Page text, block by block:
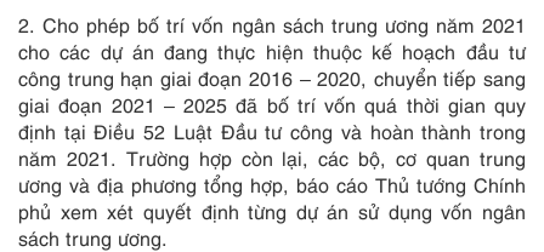
2. Cho phép bố trí vốn ngân sách trung ương năm 2021
cho các dự án đang thực hiện thuộc kế hoạch đầu tư
công trung hạn giai đoạn 2016 – 2020, chuyển tiếp sang
giai đoạn 2021 – 2025 đã bố trí vốn quá thời gian quy
định tạiĐiều 52 Luật Đầu tư công và hoàn thành trong
năm 2021. Trường hợp còn lại, các bộ, cơ quan trung
ương và địa phương tổng hợp, báo cáo Thủ tướng Chính
phủ xem xét quyết định từng dự án sử dụng vốn ngân
sách trung ương.